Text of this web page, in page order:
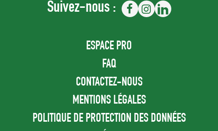
Suivez-nous : Aller sur la page Facebook de
Aller sur la page Instagram
Aller sur la page
ESPACE PRO
FAQ
CONTACTEZ-NOUS
MENTIONS LÉGALES
POLITIQUE DE PROTECTION DES DONNÉES